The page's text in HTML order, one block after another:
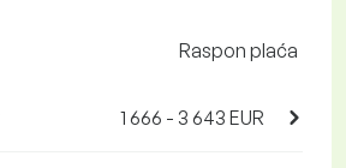
Raspon plaća
1 666 - 3 643 EUR